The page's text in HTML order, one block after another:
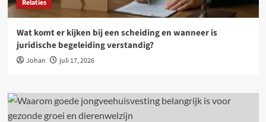
Relaties
Wat komt er kijken bij een scheiding en wanneer is
juridische begeleiding verstandig?
Johan juli 17, 2026